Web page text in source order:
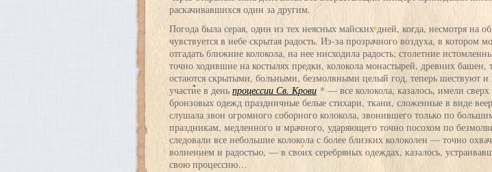
раскачивавшихся один за другим.
Погода была серая, один из тех неясных майских дней, когда, несмотря на
чувствуется в небе скрытая радость. Из-за прозрачного воздуха, в котором
отгадать ближние колокола, на нее нисходила радость; столетние
точно ходившие на костылях предки, колокола монастырей, древних башен,
остаются скрытыми, больными, безмолвными целый год, теперь шествуют
участие в деньпроцессии Св. Крови * — все колокола, казалось, имели сверх
бронзовых одежд праздничные белые стихари, ткани, сложенные в виде
слушала звон огромного соборного колокола, звонившего только по
праздникам, медленного и мрачного, ударяющего точно посохом по
следовали все небольшие колокола с более близких колоколен — точно
волнением и радостью, — в своих серебряных одеждах, казалось,
свою процессию…